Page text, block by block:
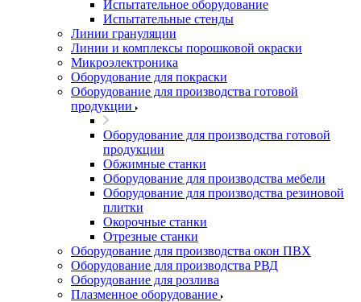
Испытательное оборудование
Испытательные стенды
Линии грануляции
Линии и комплексы порошковой окраски
Микроэлектроника
Оборудование для покраски
Оборудование для производства готовой
продукции
Оборудование для производства готовой
продукции
Обжимные станки
Оборудование для производства мебели
Оборудование для производства резиновой
плитки
Окорочные станки
Отрезные станки
Оборудование для производства окон ПВХ
Оборудование для производства РВД
Оборудование для розлива
Плазменное оборудование